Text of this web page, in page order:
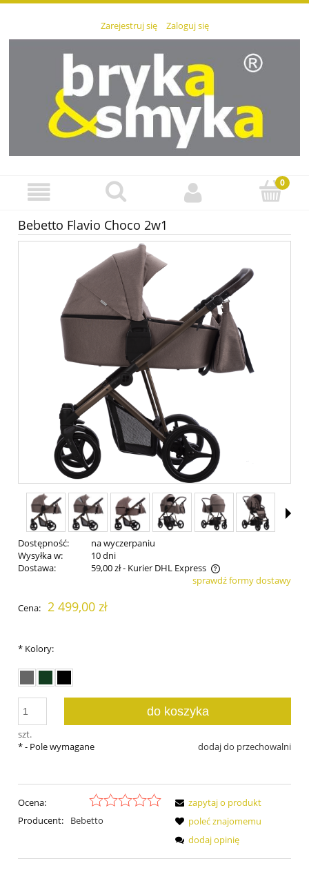
Zarejestruj się Zaloguj się
Bebetto Flavio Choco 2w1
Dostępność:
na wyczerpaniu
Wysyłka w:
10 dni
Dostawa:
59,00 zł- Kurier DHL Express
Cena nie zawiera ewentualnych kosztów płatnościsprawdź formy dostawy
Cena: 2 499,00 zł
* Kolory:
szt.
do koszyka
dodaj do przechowalni
*- Pole wymagane
Ocena:
Producent:
Bebetto
zapytaj o produkt
poleć znajomemu
dodaj opinię